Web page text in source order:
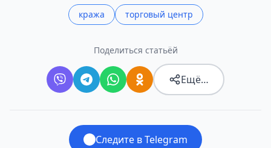
кража торговый центр
Поделиться статьёй
Ещё…
Следите в Telegram